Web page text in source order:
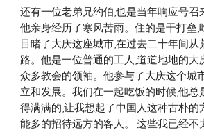
还有一位老弟兄约伯,也是当年响应号召
他亲身经历了寒风苦雨。住的是干打垒,
目睹了大庆这座城市,在过去二十年间从
路。他是一位普通的工人,道道地地的大
众多教会的领袖。他参与了大庆这个城
立和发展。我们在一起吃饭的时候,他总
得满满的,让我想起了中国人这种古朴的
能多的招待远方的客人。 这些我已经不